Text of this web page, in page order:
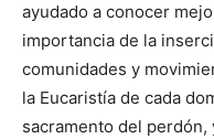
ayudado a conocer
importancia de la
comunidades y
la Eucaristía de cada
sacramento del